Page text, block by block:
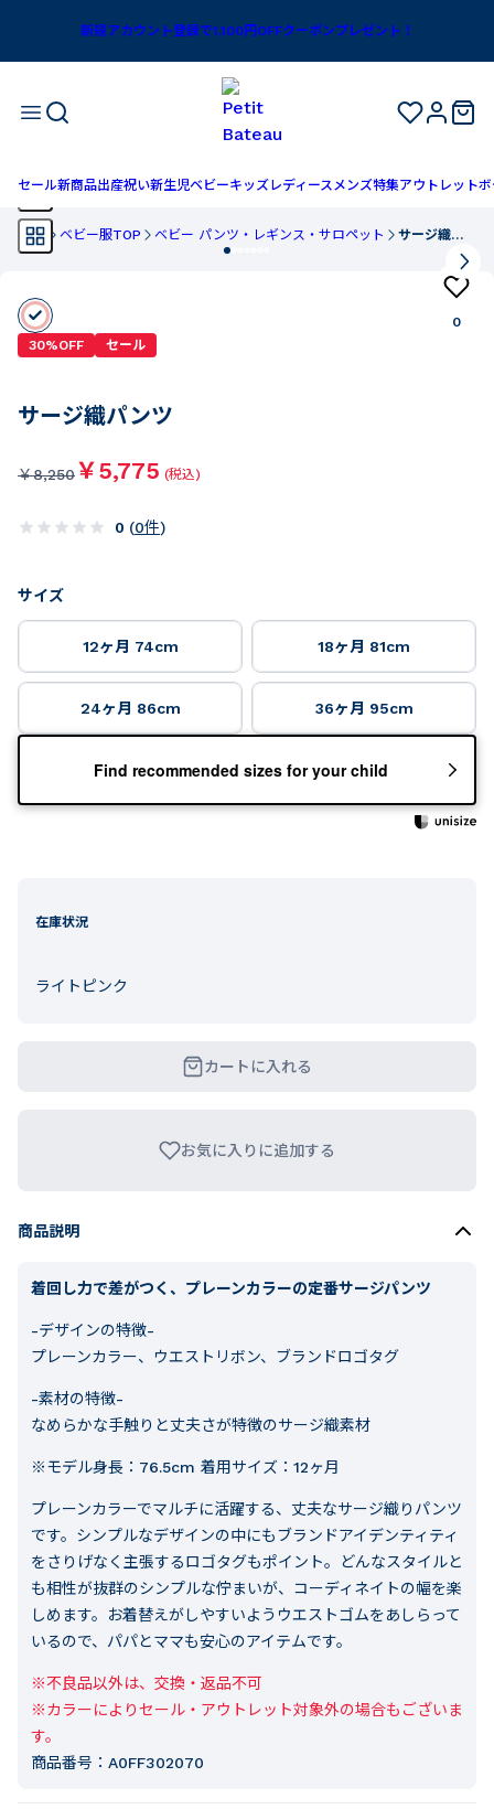
新規アカウント登録で1,100円OFFクーポンプレゼント！
セール新商品出産祝い新生児ベビーキッズ レディースメンズ特集アウトレットボ
TOP ベビー服TOP ベビー パンツ・レギンス・サロペット サージ織パンツ
0
30%OFF
セール
サージ織パンツ
￥8,250￥5,775 (税込)
0 (0件)
サイズ
12ヶ月 74cm 18ヶ月 81cm
24ヶ月 86cm 36ヶ月 95cm
Find recommended sizes for your child
在庫状況
ライトピンク
カートに入れる
お気に入りに追加する
商品説明
着回し力で差がつく、プレーンカラーの定番サージパンツ
-デザインの特徴-
プレーンカラー、ウエストリボン、ブランドロゴタグ
-素材の特徴-
なめらかな手触りと丈夫さが特徴のサージ織素材
※モデル身長：76.5cm 着用サイズ：12ヶ月
プレーンカラーでマルチに活躍する、丈夫なサージ織りパンツ
です。シンプルなデザインの中にもブランドアイデンティティ
をさりげなく主張するロゴタグもポイント。どんなスタイルと
も相性が抜群のシンプルな佇まいが、コーディネイトの幅を楽
しめます。お着替えがしやすいようウエストゴムをあしらって
いるので、パパとママも安心のアイテムです。
※不良品以外は、交換・返品不可
※カラーによりセール・アウトレット対象外の場合もございま
す。
商品番号： A0FF302070